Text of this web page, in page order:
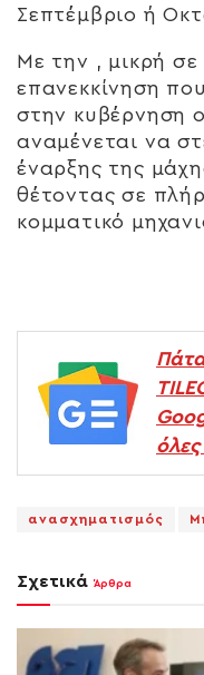
Σεπτέμβριο ή
Με την , μικρή
επανεκκίνηση
στην κυβέρνηση
αναμένεται να
έναρξης της
θέτοντας σε
κομματικό
όλες
ανασχηματισμός
Σχετικά Άρθρα